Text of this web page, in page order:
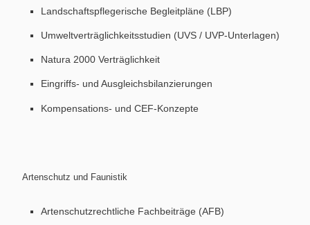
Landschaftspflegerische Begleitpläne (LBP)
Umweltverträglichkeitsstudien (UVS / UVP-Unterlagen)
Natura 2000 Verträglichkeit
Eingriffs- und Ausgleichsbilanzierungen
Kompensations- und CEF-Konzepte
Artenschutz und Faunistik
Artenschutzrechtliche Fachbeiträge (AFB)